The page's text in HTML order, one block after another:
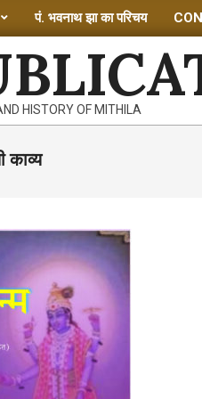
पं. भवनाथ झा का परिचय
HISTORY OF MITHILA
काव्य